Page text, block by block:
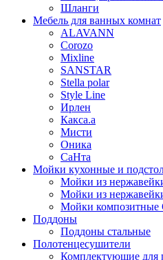
Шланги
Мебель для ванных комнат
ALAVANN
Corozo
Mixline
SANSTAR
Stella polar
Style Line
Ирлен
Какса.а
Мисти
Оника
СаНта
Мойки кухонные и
Мойки из
Мойки из
Мойки композитные
Поддоны
Поддоны стальные
Полотенцесушители
Комплектующие для